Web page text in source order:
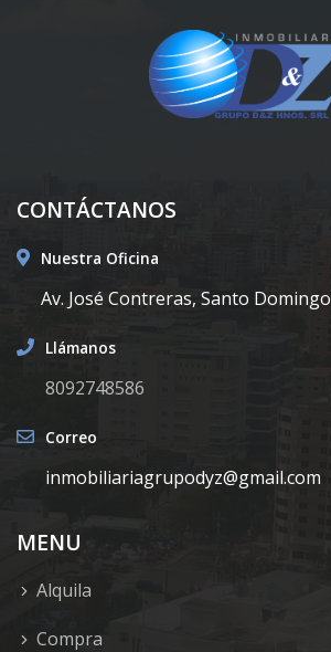
CONTÁCTANOS
Nuestra Oficina
Av. José Contreras, Santo Domingo
Llámanos
8092748586
Correo
inmobiliariagrupodyz@gmail.com
MENU
Alquila
Compra